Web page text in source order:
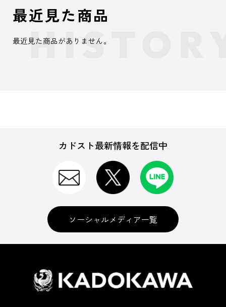
最近見た商品
最近見た商品がありません。
カドスト最新情報を配信中
ソーシャルメディア一覧